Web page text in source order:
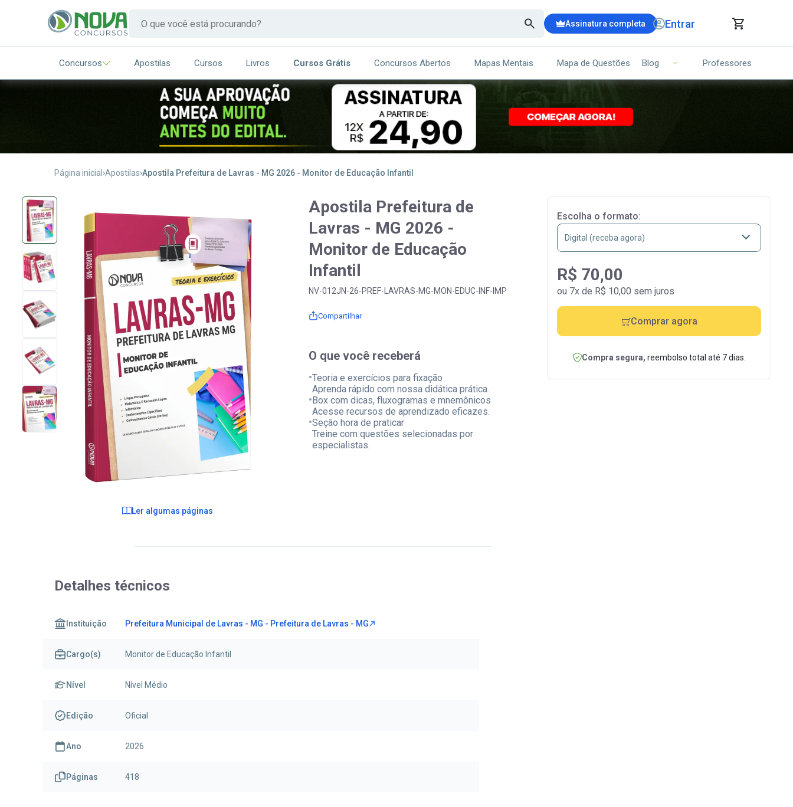
Assinatura completa Entrar
CARRINHO DE COMPRAS
ITENS (00)
Ops!
Seu carrinho ainda está vazio.
Concursos Apostilas Cursos Livros Cursos Grátis Concursos Abertos Mapas Mentais Mapa de Questões Blog Professores
Página inicial Apostilas Apostila Prefeitura de Lavras - MG 2026 - Monitor de Educação Infantil
Ler algumas páginas
Apostila Prefeitura de
Lavras - MG 2026 -
Monitor de Educação
Infantil
NV-012JN-26-PREF-LAVRAS-MG-MON-EDUC-INF-IMP
Compartilhar
O que você receberá
•Teoria e exercícios para fixação
Aprenda rápido com nossa didática prática.
•Box com dicas, fluxogramas e mnemônicos
Acesse recursos de aprendizado eficazes.
•Seção hora de praticar
Treine com questões selecionadas por
especialistas.
Escolha o formato:
R$ 70,00
ou 7x de R$ 10,00 sem juros
Comprar agora
Compra segura, reembolso total até 7 dias.
Detalhes técnicos
Instituição Prefeitura Municipal de Lavras - MG - Prefeitura de Lavras - MG
Cargo(s) Monitor de Educação Infantil
Nível Nível Médio
Edição Oficial
Ano 2026
Páginas 418